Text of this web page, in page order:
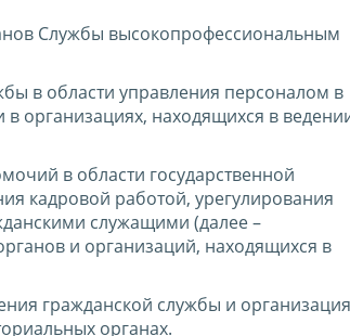
Службы высокопрофессиональным
в области управления персоналом в
организациях, находящихся в
в области государственной
кадровой работой, урегулирования
служащими (далее –
и организаций, находящихся в
гражданской службы и организация
органах.